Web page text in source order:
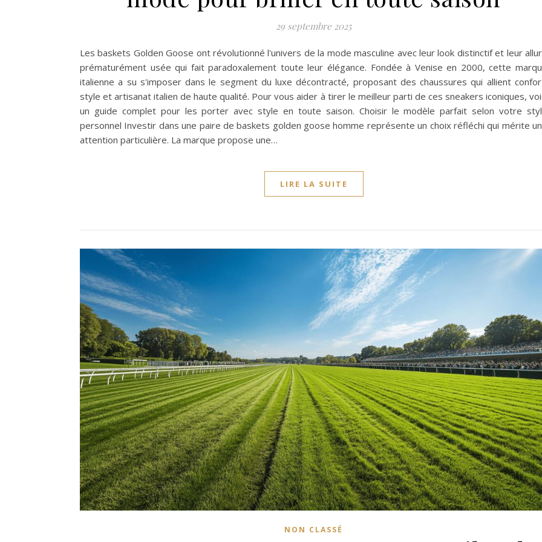
29 septembre 2025
Les baskets Golden Goose ont révolutionné l'univers de la mode masculine avec leur look distinctif et leur
prématurément usée qui fait paradoxalement toute leur élégance. Fondée à Venise en 2000, cette
italienne a su s'imposer dans le segment du luxe décontracté, proposant des chaussures qui allient
style et artisanat italien de haute qualité. Pour vous aider à tirer le meilleur parti de ces sneakers iconiques,
un guide complet pour les porter avec style en toute saison. Choisir le modèle parfait selon votre
personnel Investir dans une paire de baskets golden goose homme représente un choix réfléchi qui mérite
attention particulière. La marque propose une…
LIRE LA SUITE
NON CLASSÉ